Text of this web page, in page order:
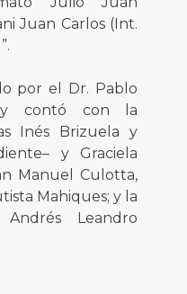
Juan Carlos (Int.
por el Dr. Pablo
y contó con la
Inés Brizuela y
y Graciela
Manuel Culotta,
Mahiques; y la
Leandro